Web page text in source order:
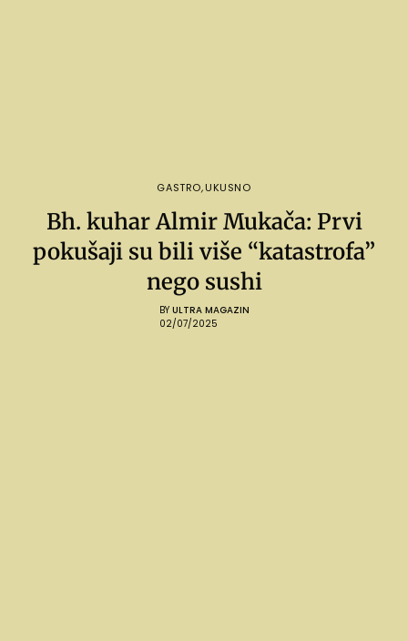
GASTRO,UKUSNO
Bh. kuhar Almir Mukača: Prvi
pokušaji su bili više “katastrofa”
nego sushi
BY ULTRA MAGAZIN
02/07/2025